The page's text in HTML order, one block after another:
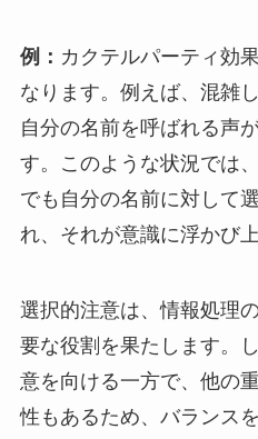
例： カクテルパーティ効
なります。例えば、混雑
自分の名前を呼ばれる声
す。このような状況では
でも自分の名前に対して
れ、それが意識に浮かび
選択的注意は、情報処理
要な役割を果たします。
意を向ける一方で、他の
性もあるため、バランス